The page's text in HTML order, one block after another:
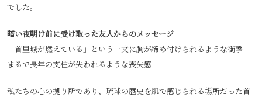
でした。
暗い夜明け前に受け取った友人からのメッセージ
「首里城が燃えている」という一文に胸が締め付けられるような衝撃
まるで長年の支柱が失われるような喪失感
私たちの心の拠り所であり、琉球の歴史を肌で感じられる場所だった首